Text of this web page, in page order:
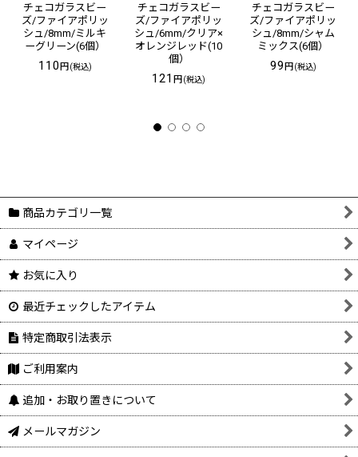
チェコガラスビー
ズ/ファイアポリッ
シュ/8mm/ミルキ
ーグリーン(6個）
110円(税込)
チェコガラスビー
ズ/ファイアポリッ
シュ/6mm/クリア×
オレンジレッド(10
個）
121円(税込)
チェコガラスビー
ズ/ファイアポリッ
シュ/8mm/シャム
ミックス(6個）
99円(税込)
商品カテゴリ一覧
マイページ
お気に入り
最近チェックしたアイテム
特定商取引法表示
ご利用案内
追加・お取り置きについて
メールマガジン